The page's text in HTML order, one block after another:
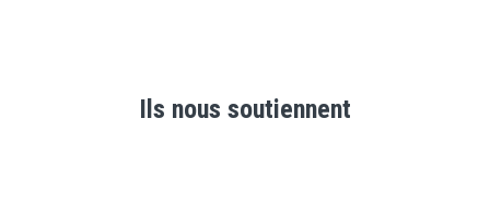
Ils nous soutiennent